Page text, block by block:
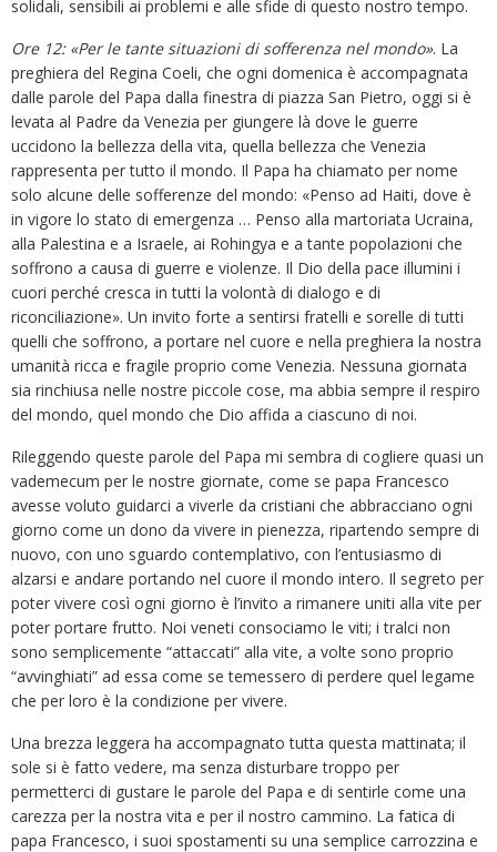
solidali, sensibili ai problemi e alle sfide di questo nostro tempo.
Ore 12: «Per le tante situazioni di sofferenza nel mondo». La
preghiera del Regina Coeli, che ogni domenica è accompagnata
dalle parole del Papa dalla finestra di piazza San Pietro, oggi si è
levata al Padre da Venezia per giungere là dove le guerre
uccidono la bellezza della vita, quella bellezza che Venezia
rappresenta per tutto il mondo. Il Papa ha chiamato per nome
solo alcune delle sofferenze del mondo: «Penso ad Haiti, dove è
in vigore lo stato di emergenza … Penso alla martoriata Ucraina,
alla Palestina e a Israele, ai Rohingya e a tante popolazioni che
soffrono a causa di guerre e violenze. Il Dio della pace illumini i
cuori perché cresca in tutti la volontà di dialogo e di
riconciliazione». Un invito forte a sentirsi fratelli e sorelle di tutti
quelli che soffrono, a portare nel cuore e nella preghiera la nostra
umanità ricca e fragile proprio come Venezia. Nessuna giornata
sia rinchiusa nelle nostre piccole cose, ma abbia sempre il respiro
del mondo, quel mondo che Dio affida a ciascuno di noi.
Rileggendo queste parole del Papa mi sembra di cogliere quasi un
vademecum per le nostre giornate, come se papa Francesco
avesse voluto guidarci a viverle da cristiani che abbracciano ogni
giorno come un dono da vivere in pienezza, ripartendo sempre di
nuovo, con uno sguardo contemplativo, con l’entusiasmo di
alzarsi e andare portando nel cuore il mondo intero. Il segreto per
poter vivere così ogni giorno è l’invito a rimanere uniti alla vite per
poter portare frutto. Noi veneti consociamo le viti; i tralci non
sono semplicemente “attaccati” alla vite, a volte sono proprio
“avvinghiati” ad essa come se temessero di perdere quel legame
che per loro è la condizione per vivere.
Una brezza leggera ha accompagnato tutta questa mattinata; il
sole si è fatto vedere, ma senza disturbare troppo per
permetterci di gustare le parole del Papa e di sentirle come una
carezza per la nostra vita e per il nostro cammino. La fatica di
papa Francesco, i suoi spostamenti su una semplice carrozzina e